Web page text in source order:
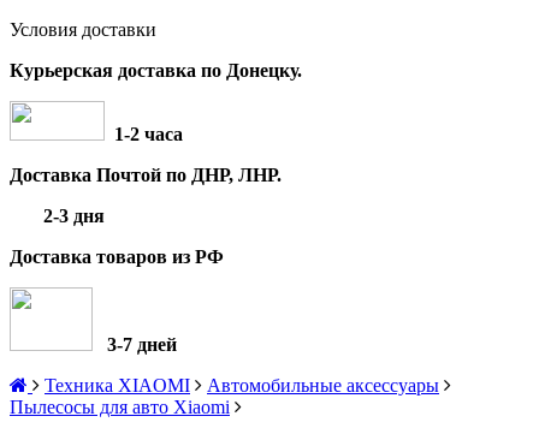
Условия доставки
Курьерская доставка по Донецку.
1-2 часа
Доставка Почтой по ДНР, ЛНР.
2-3 дня
Доставка товаров из РФ
3-7 дней
Техника XIAOMI
Автомобильные аксессуары
Пылесосы для авто Xiaomi